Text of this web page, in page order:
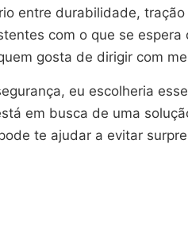
entre durabilidade,
com o que se
gosta de dirigir com
eu escolheria
em busca de uma
te ajudar a evitar